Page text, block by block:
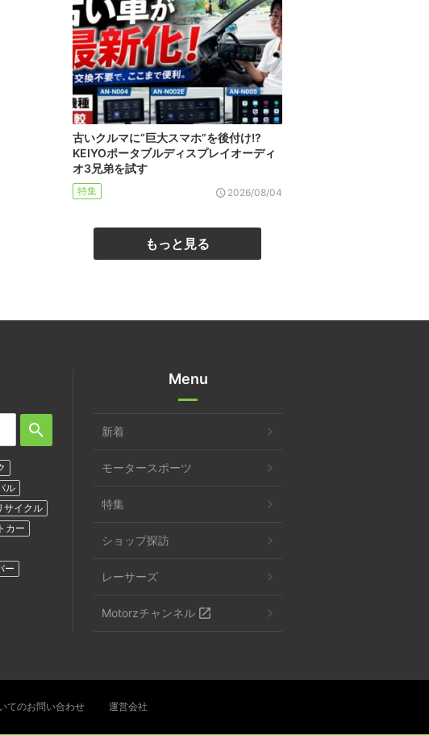
古いクルマに“巨大スマホ”を後付け!?
KEIYOポータブルディスプレイオーディ
オ3兄弟を試す
特集 2026/08/04
もっと見る
ル
サイクル
カー
ー
Menu
新着
モータースポーツ
特集
ショップ探訪
レーサーズ
Motorzチャンネル
てのお問い合わせ 運営会社